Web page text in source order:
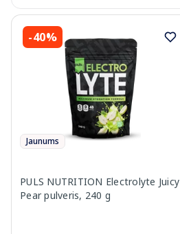
-40%
Jaunums
PULS NUTRITION Electrolyte Juicy
Pear pulveris, 240 g